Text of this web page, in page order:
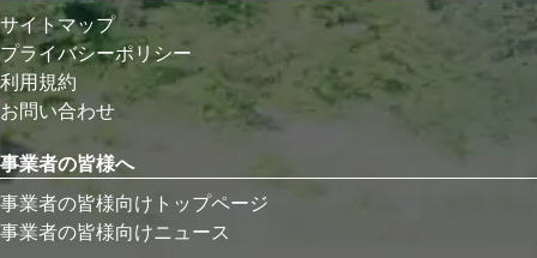
サイトマップ
プライバシーポリシー
利用規約
お問い合わせ
事業者の皆様へ
事業者の皆様向けトップページ
事業者の皆様向けニュース